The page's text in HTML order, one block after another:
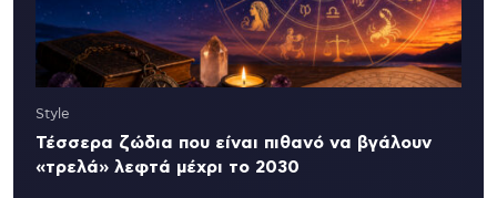
Style
Τέσσερα ζώδια που είναι πιθανό να βγάλουν
«τρελά» λεφτά μέχρι το 2030